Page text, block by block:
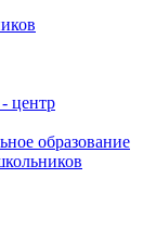
центр
образование